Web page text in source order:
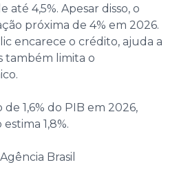
até 4,5%. Apesar disso, o
próxima de 4% em 2026.
encarece o crédito, ajuda a
também limita o
1,6% do PIB em 2026,
1,8%.
Brasil